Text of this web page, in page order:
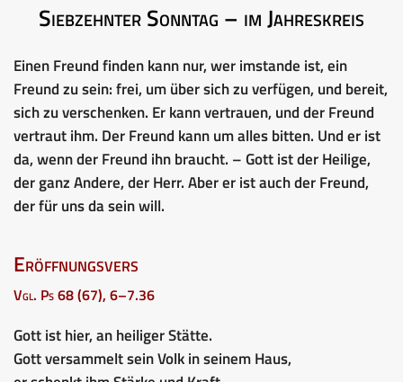
Siebzehnter Sonntag – im Jahreskreis
Einen Freund finden kann nur, wer imstande ist, ein
Freund zu sein: frei, um über sich zu verfügen, und bereit,
sich zu verschenken. Er kann vertrauen, und der Freund
vertraut ihm. Der Freund kann um alles bitten. Und er ist
da, wenn der Freund ihn braucht. – Gott ist der Heilige,
der ganz Andere, der Herr. Aber er ist auch der Freund,
der für uns da sein will.
Eröffnungsvers
Vgl. Ps 68 (67), 6–7.36
Gott ist hier, an heiliger Stätte.
Gott versammelt sein Volk in seinem Haus,